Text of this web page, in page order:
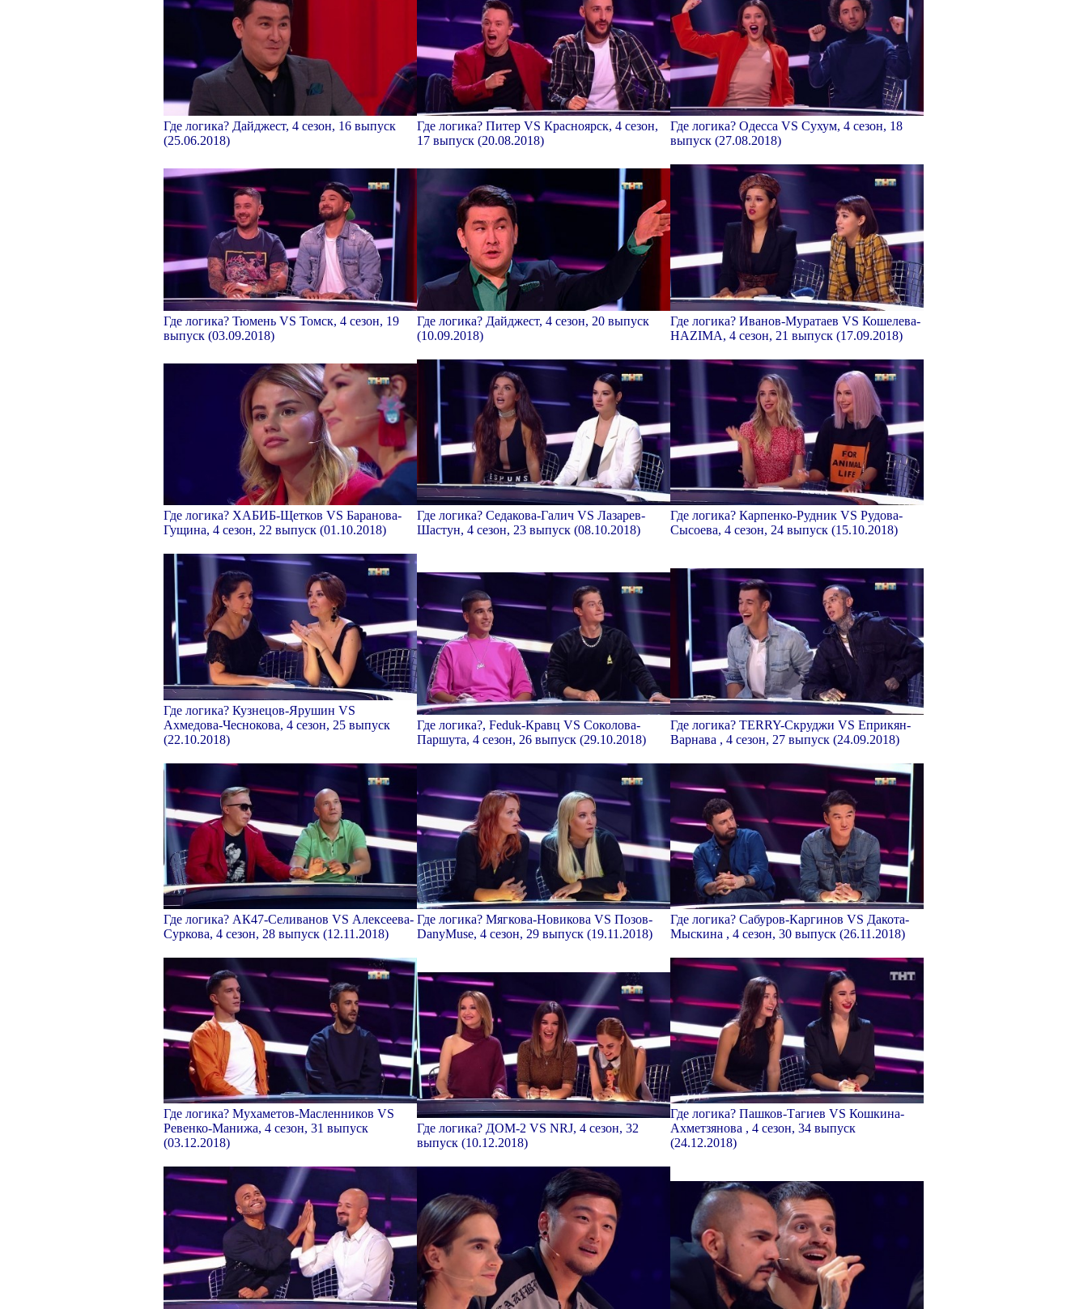
Где логика? Дайджест, 4 сезон, 16 выпуск
(25.06.2018)
Где логика? Питер VS Красноярск, 4 сезон,
17 выпуск (20.08.2018)
Где логика? Одесса VS Сухум, 4 сезон, 18
выпуск (27.08.2018)
Где логика? Тюмень VS Томск, 4 сезон, 19
выпуск (03.09.2018)
Где логика? Дайджест, 4 сезон, 20 выпуск
(10.09.2018)
Где логика? Иванов-Муратаев VS Кошелева-
НАZIМА, 4 сезон, 21 выпуск (17.09.2018)
Где логика? ХАБИБ-Щетков VS Баранова-
Гущина, 4 сезон, 22 выпуск (01.10.2018)
Где логика? Седакова-Галич VS Лазарев-
Шастун, 4 сезон, 23 выпуск (08.10.2018)
Где логика? Карпенко-Рудник VS Рудова-
Сысоева, 4 сезон, 24 выпуск (15.10.2018)
Где логика? Кузнецов-Ярушин VS
Ахмедова-Чеснокова, 4 сезон, 25 выпуск
(22.10.2018)
Где логика?, Feduk-Кравц VS Соколова-
Паршута, 4 сезон, 26 выпуск (29.10.2018)
Где логика? TERRY-Скруджи VS Еприкян-
Варнава , 4 сезон, 27 выпуск (24.09.2018)
Где логика? АК47-Селиванов VS Алексеева-
Суркова, 4 сезон, 28 выпуск (12.11.2018)
Где логика? Мягкова-Новикова VS Позов-
DanyMuse, 4 сезон, 29 выпуск (19.11.2018)
Где логика? Сабуров-Каргинов VS Дакота-
Мыскина , 4 сезон, 30 выпуск (26.11.2018)
Где логика? Мухаметов-Масленников VS
Ревенко-Манижа, 4 сезон, 31 выпуск
(03.12.2018)
Где логика? ДОМ-2 VS NRJ, 4 сезон, 32
выпуск (10.12.2018)
Где логика? Пашков-Тагиев VS Кошкина-
Ахметзянова , 4 сезон, 34 выпуск
(24.12.2018)